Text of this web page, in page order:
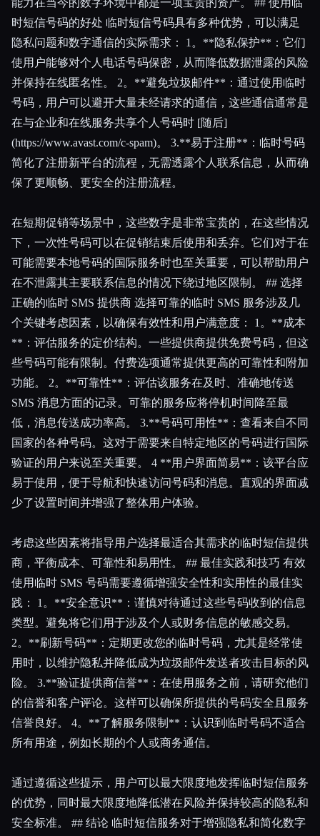
能力在当今的数字环境中都是一项宝贵的资产。 ## 使用临
时短信号码的好处 临时短信号码具有多种优势，可以满足
隐私问题和数字通信的实际需求： 1。**隐私保护**：它们
使用户能够对个人电话号码保密，从而降低数据泄露的风险
并保持在线匿名性。 2。**避免垃圾邮件**：通过使用临时
号码，用户可以避开大量未经请求的通信，这些通信通常是
在与企业和在线服务共享个人号码时 [随后]
(https://www.avast.com/c-spam)。 3.**易于注册**：临时号码
简化了注册新平台的流程，无需透露个人联系信息，从而确
保了更顺畅、更安全的注册流程。
在短期促销等场景中，这些数字是非常宝贵的，在这些情况
下，一次性号码可以在促销结束后使用和丢弃。它们对于在
可能需要本地号码的国际服务时也至关重要，可以帮助用户
在不泄露其主要联系信息的情况下绕过地区限制。 ## 选择
正确的临时 SMS 提供商 选择可靠的临时 SMS 服务涉及几
个关键考虑因素，以确保有效性和用户满意度： 1。**成本
**：评估服务的定价结构。一些提供商提供免费号码，但这
些号码可能有限制。付费选项通常提供更高的可靠性和附加
功能。 2。**可靠性**：评估该服务在及时、准确地传送
SMS 消息方面的记录。可靠的服务应将停机时间降至最
低，消息传送成功率高。 3.**号码可用性**：查看来自不同
国家的各种号码。这对于需要来自特定地区的号码进行国际
验证的用户来说至关重要。 4 **用户界面简易**：该平台应
易于使用，便于导航和快速访问号码和消息。直观的界面减
少了设置时间并增强了整体用户体验。
考虑这些因素将指导用户选择最适合其需求的临时短信提供
商，平衡成本、可靠性和易用性。 ## 最佳实践和技巧 有效
使用临时 SMS 号码需要遵循增强安全性和实用性的最佳实
践： 1。**安全意识**：谨慎对待通过这些号码收到的信息
类型。避免将它们用于涉及个人或财务信息的敏感交易。
2。**刷新号码**：定期更改您的临时号码，尤其是经常使
用时，以维护隐私并降低成为垃圾邮件发送者攻击目标的风
险。 3.**验证提供商信誉**：在使用服务之前，请研究他们
的信誉和客户评论。这样可以确保所提供的号码安全且服务
信誉良好。 4。**了解服务限制**：认识到临时号码不适合
所有用途，例如长期的个人或商务通信。
通过遵循这些提示，用户可以最大限度地发挥临时短信服务
的优势，同时最大限度地降低潜在风险并保持较高的隐私和
安全标准。 ## 结论 临时短信服务对于增强隐私和简化数字